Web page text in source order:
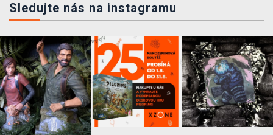
Sledujte nás na instagramu